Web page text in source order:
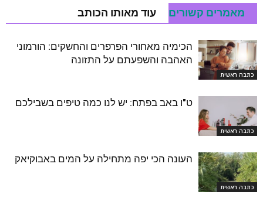
מאמרים קשורים עוד מאותו הכותב
כתבה ראשית
הכימיה מאחורי הפרפרים והחשקים: הורמוני
האהבה והשפעתם על התזונה
כתבה ראשית
ט"ו באב בפתח: יש לנו כמה טיפים בשבילכם
כתבה ראשית
העונה הכי יפה מתחילה על המים באבוקיאק